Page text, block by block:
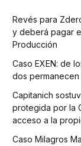
Revés para
y deberá pagar
Producción
Caso EXEN: de
dos
Capitanich
protegida por la
acceso a la
Caso Milagros